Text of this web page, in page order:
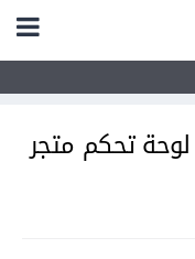
تحكم متجر